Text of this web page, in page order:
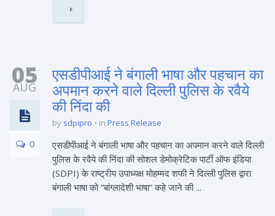
05
AUG
0
एसडीपीआई ने बंगाली भाषा और पहचान का
अपमान करने वाले दिल्ली पुलिस के रवैये
की निंदा की
by sdpipro in Press Release
एसडीपीआई ने बंगाली भाषा और पहचान का अपमान करने वाले दिल्ली
पुलिस के रवैये की निंदा की सोशल डेमोक्रेटिक पार्टी ऑफ इंडिया
(SDPI) के राष्ट्रीय उपाध्यक्ष मोहम्मद शफी ने दिल्ली पुलिस द्वारा
बंगाली भाषा को “बांग्लादेशी भाषा” कहे जाने की ...